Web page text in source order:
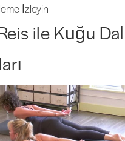
İzleyin
ile Kuğu